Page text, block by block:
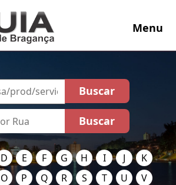
Menu
D E F G H I J
K
O P Q R S T U
V